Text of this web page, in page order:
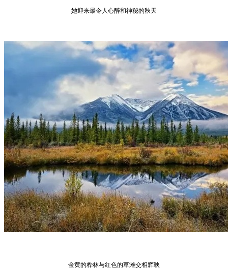
她迎来最令人心醉和神秘的秋天
金黄的桦林与红色的草滩交相辉映